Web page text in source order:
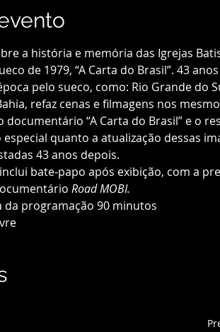
a história e memória das Igrejas
de 1979, “A Carta do Brasil”. 43
pelo sueco, como: Rio Grande do
refaz cenas e filmagens nos
documentário “A Carta do Brasil” e o
especial quanto a atualização dessas
43 anos depois.
bate-papo após exibição, com a
Road MOBI.
da programação 90 minutos